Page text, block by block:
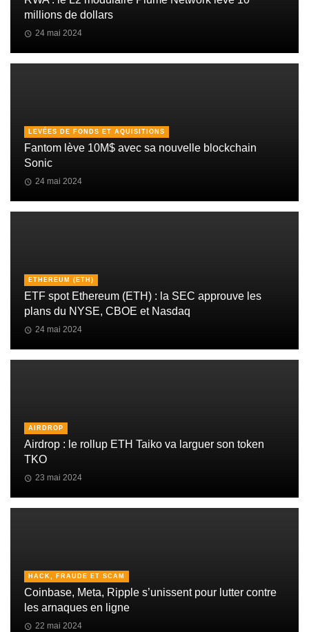
millions de dollars
24 mai 2024
LEVÉES DE FONDS ET AQUISITIONS
Fantom lève 10M$ avec sa nouvelle blockchain
Sonic
24 mai 2024
ETHEREUM (ETH)
ETF spot Ethereum (ETH) : la SEC approuve les
plans du NYSE, CBOE et Nasdaq
24 mai 2024
AIRDROP
Airdrop : le rollup ETH Taiko va larguer son token
TKO
23 mai 2024
HACK, FRAUDE ET SCAM
Coinbase, Meta, Ripple s’unissent pour lutter contre
les arnaques en ligne
22 mai 2024